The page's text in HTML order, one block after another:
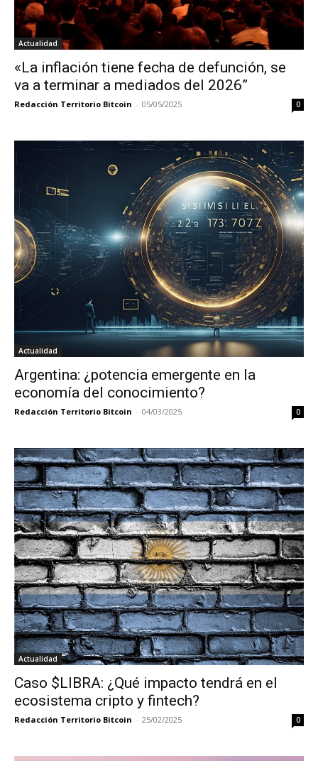
Actualidad
«La inflación tiene fecha de defunción, se
va a terminar a mediados del 2026”
Redacción Territorio Bitcoin - 05/05/2025 0
Actualidad
Argentina: ¿potencia emergente en la
economía del conocimiento?
Redacción Territorio Bitcoin - 04/03/2025 0
Actualidad
Caso $LIBRA: ¿Qué impacto tendrá en el
ecosistema cripto y fintech?
Redacción Territorio Bitcoin - 25/02/2025 0